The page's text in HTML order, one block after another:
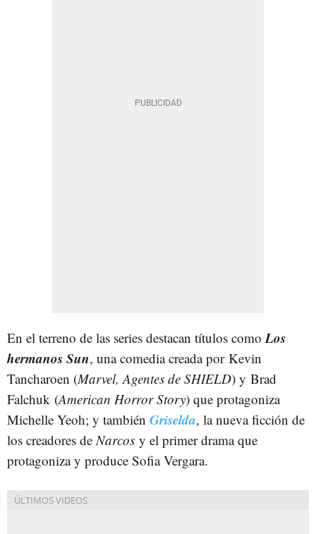
En el terreno de las series destacan títulos como Los
hermanos Sun, una comedia creada por Kevin
Tancharoen (Marvel, Agentes de SHIELD) y Brad
Falchuk (American Horror Story) que protagoniza
Michelle Yeoh; y también Griselda, la nueva ficción de
los creadores de Narcos y el primer drama que
protagoniza y produce Sofia Vergara.